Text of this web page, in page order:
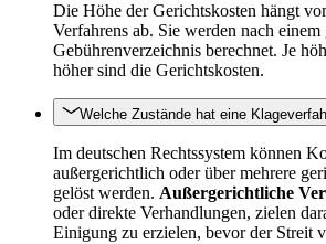
Die Höhe der Gerichtskosten hängt
Verfahrens ab. Sie werden nach einem
Gebührenverzeichnis berechnet. Je
höher sind die Gerichtskosten.
Welche Zustände hat eine
Im deutschen Rechtssystem können
außergerichtlich oder über mehrere
gelöst werden. Außergerichtliche
oder direkte Verhandlungen, zielen
Einigung zu erzielen, bevor der Streit